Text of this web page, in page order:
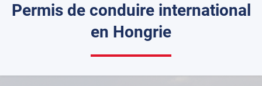
Permis de conduire international
en Hongrie